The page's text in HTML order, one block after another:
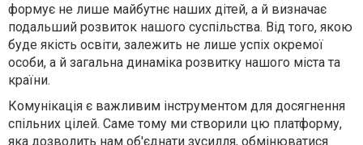
формує не лише майбутнє наших дітей, а й визначає
подальший розвиток нашого суспільства. Від того, якою
буде якість освіти, залежить не лише успіх окремої
особи, а й загальна динаміка розвитку нашого міста та
країни.
Комунікація є важливим інструментом для досягнення
спільних цілей. Саме тому ми створили цю платформу,
яка дозволить нам об'єднати зусилля, обмінюватися